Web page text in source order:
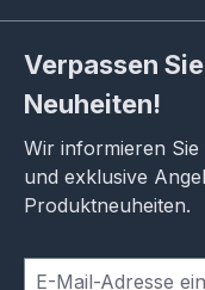
Verpassen
Neuheiten!
Wir informieren
und exklusive
Produktneuheiten.